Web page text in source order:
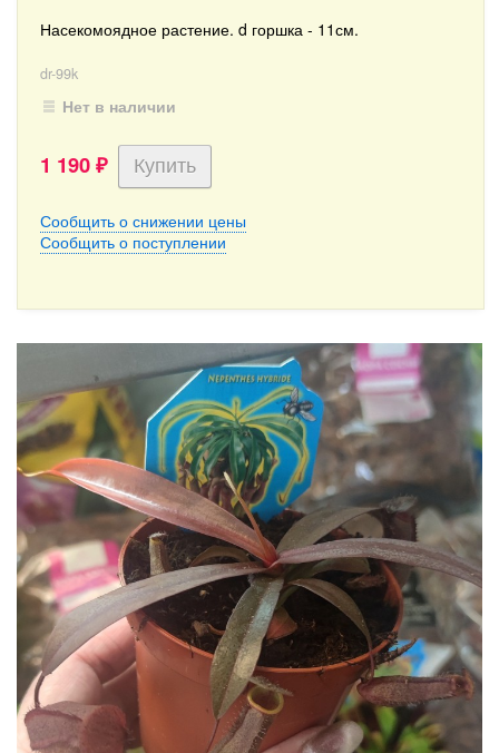
Насекомоядное растение. d горшка - 11см.
dr-99k
Нет в наличии
1 190 ₽
Сообщить о снижении цены
Сообщить о поступлении